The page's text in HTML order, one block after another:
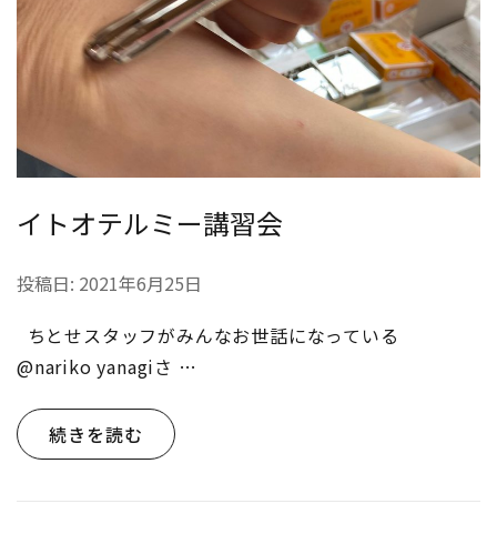
イトオテルミー講習会
投稿日: 2021年6月25日
ちとせスタッフがみんなお世話になっている
@nariko yanagiさ …
続きを読む